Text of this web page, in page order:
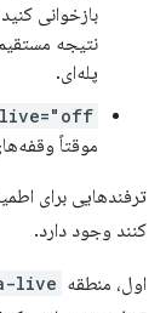
بازخوانی
نتیجه
پله‌ای.
موقتاً
ترفندهایی برای
کنند وجود دارد.
اول، منطقه live